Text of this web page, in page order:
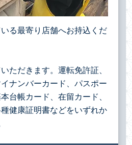
る最寄り店舗へお持込くだ
ただきます。運転免許証、
ナンバーカード、パスポー
台帳カード、在留カード、
健康証明書などをいずれか